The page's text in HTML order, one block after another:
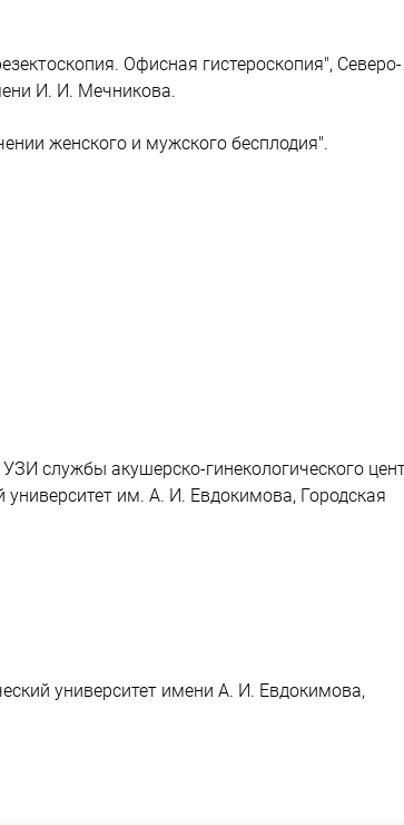
Офисная гистероскопия", Северо-
И. И. Мечникова.
женского и мужского бесплодия".
службы акушерско-гинекологического
им. А. И. Евдокимова, Городская
университет имени А. И. Евдокимова,